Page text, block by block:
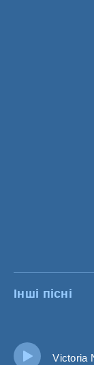
Інші пісні
Victoria Niro -